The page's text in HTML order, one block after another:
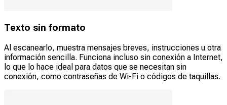
Texto sin formato
Al escanearlo, muestra mensajes breves, instrucciones u otra
información sencilla. Funciona incluso sin conexión a Internet,
lo que lo hace ideal para datos que se necesitan sin
conexión, como contraseñas de Wi-Fi o códigos de taquillas.